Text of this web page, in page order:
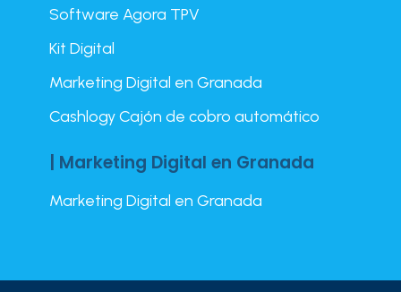
Software Agora TPV
Kit Digital
Marketing Digital en Granada
Cashlogy Cajón de cobro automático
| Marketing Digital en Granada
Marketing Digital en Granada